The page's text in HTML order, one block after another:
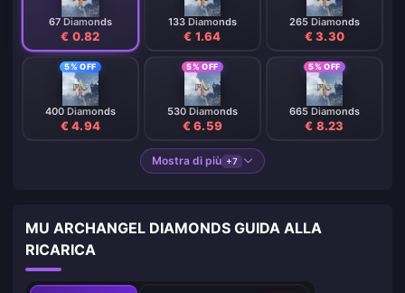
67 Diamonds
€ 0.82
133 Diamonds
€ 1.64
265 Diamonds
€ 3.30
5% OFF
400 Diamonds
€ 4.94
5% OFF
530 Diamonds
€ 6.59
5% OFF
665 Diamonds
€ 8.23
Mostra di più +7
MU ARCHANGEL DIAMONDS GUIDA ALLA
RICARICA